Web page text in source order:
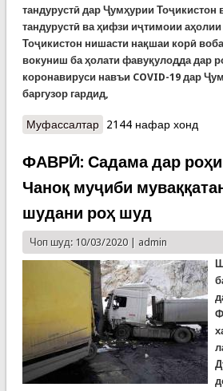
тандурустӣ дар Ҷумҳурии Тоҷикистон
тандурустӣ ва ҳифзи иҷтимоии
Тоҷикистон нишасти нақшаи корӣ
вокуниш ба ҳолати фавуқулодда дар
коронавируси навъи COVID-19 дар
баргузор гардид,
Муфассалтаро Тоҷикистон нақшаи
covid-19-ро таҳия
2144 нафар хонд
ФАВРӢ: Садама дар
Чаноқ муҷиби
шудани роҳ шуд
Чоп шуд: 10/03/2020 | admin